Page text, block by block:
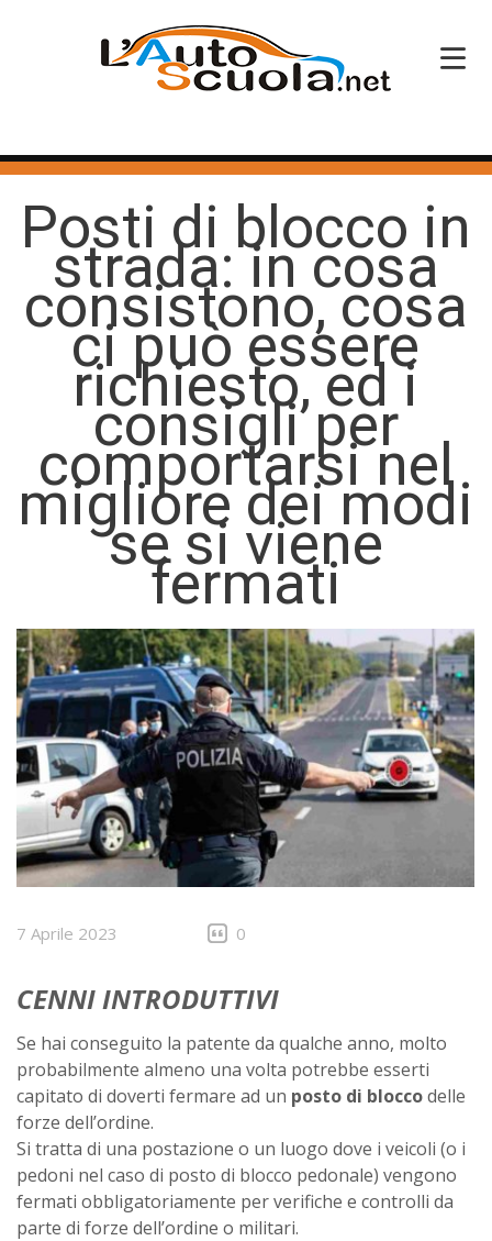
HOME
SERVIZI
CORSI PATENTE
CORSI PROFESSIONALI
PERCHÉ SCEGLIERCI
CONTATTI
Posti di blocco in
strada: in cosa
consistono, cosa
ci può essere
richiesto, ed i
consigli per
comportarsi nel
migliore dei modi
se si viene
fermati
7 Aprile 2023 0
CENNI INTRODUTTIVI
Se hai conseguito la patente da qualche anno, molto
probabilmente almeno una volta potrebbe esserti
capitato di doverti fermare ad un posto di bloccodelle
forze dell’ordine.
Si tratta di una postazione o un luogo dove i veicoli (o i
pedoni nel caso di posto di blocco pedonale) vengono
fermati obbligatoriamente per verifiche e controlli da
parte di forze dell’ordine o militari.